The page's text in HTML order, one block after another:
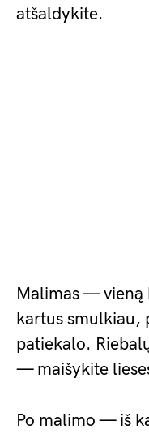
atšaldykite.
Malimas — vieną
kartus smulkiau,
patiekalo.
— maišykite
Po malimo — iš